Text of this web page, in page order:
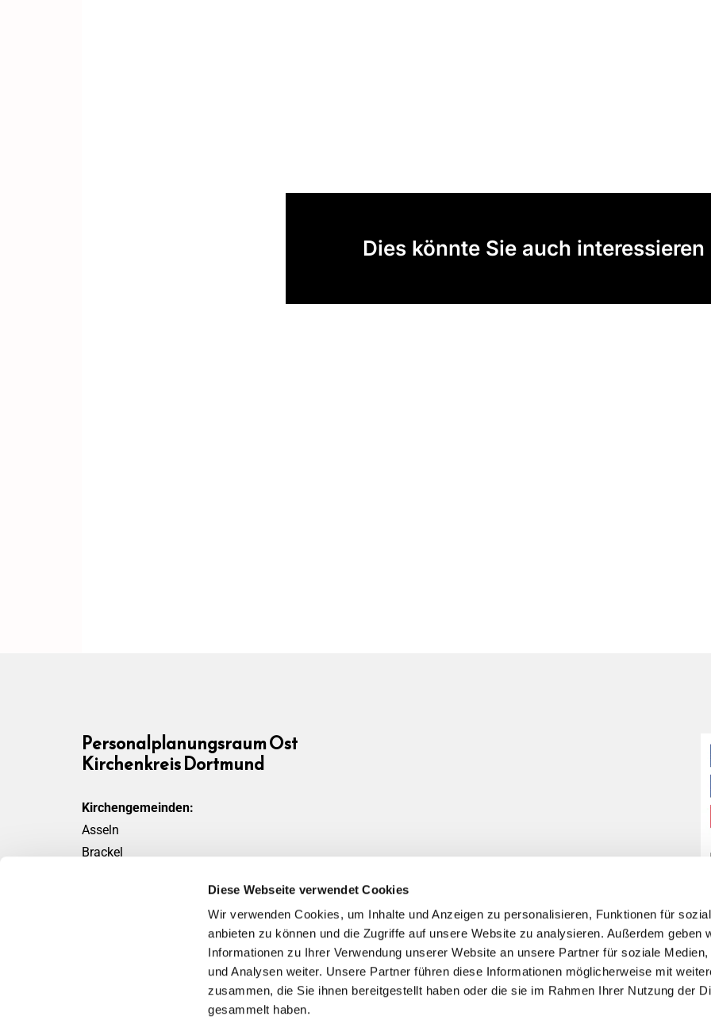
Diese Webseite verwendet Cookies
Wir verwenden Cookies, um Inhalte und Anzeigen zu personalisieren, Funktionen für
anbieten zu können und die Zugriffe auf unsere Website zu analysieren. Außerdem geben
Informationen zu Ihrer Verwendung unserer Website an unsere Partner für soziale Medien,
und Analysen weiter. Unsere Partner führen diese Informationen möglicherweise mit
zusammen, die Sie ihnen bereitgestellt haben oder die sie im Rahmen Ihrer Nutzung der
gesammelt haben.
Dies könnte Sie auch interessieren
Personalplanungsraum Ost
Kirchenkreis Dortmund
Kirchengemeinden:
Asseln
Brackel